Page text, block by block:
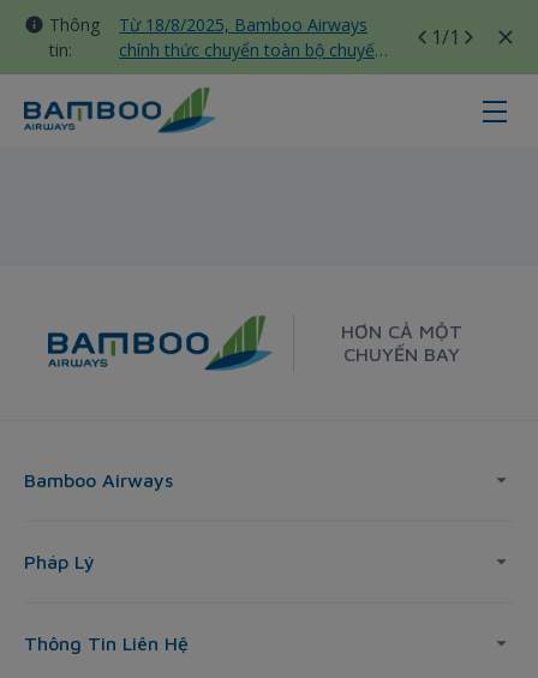
Thông
tin:
Từ 18/8/2025, Bamboo Airways
chính thức chuyển toàn bộ chuyến
bay nội địa sang nhà ga T3 Tân
Sơn Nhất
1/1
HƠN CẢ MỘT
CHUYẾN BAY
Bamboo Airways
Pháp Lý
Thông Tin Liên Hệ